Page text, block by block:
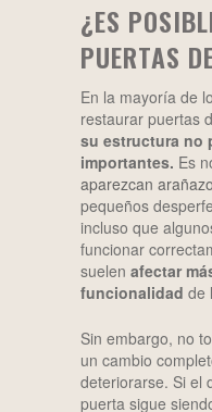
¿ES
PUERTAS
En la mayoría de
restaurar puertas
su estructura no
importantes. Es
aparezcan
pequeños
incluso que
funcionar
suelen afectar
funcionalidad de
Sin embargo, no
un cambio
deteriorarse. Si el
puerta sigue